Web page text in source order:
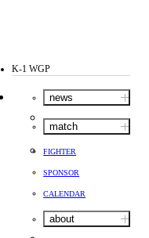
K-1 WGP
news
match
FIGHTER
SPONSOR
CALENDAR
about